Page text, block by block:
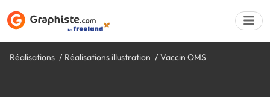
Réalisations Réalisations illustration Vaccin OMS